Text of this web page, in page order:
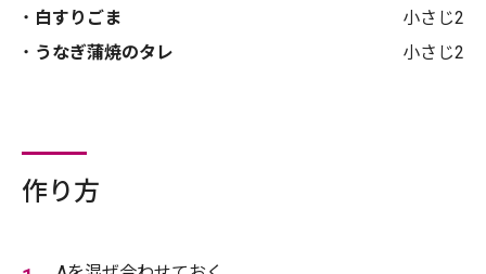
白すりごま
小さじ2
うなぎ蒲焼のタレ
小さじ2
作り方